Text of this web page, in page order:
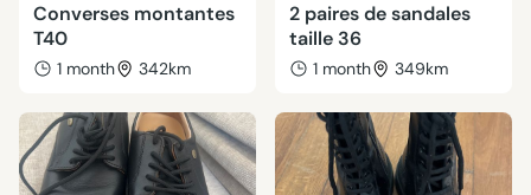
Converses montantes
T40
1 month 342km
2 paires de sandales
taille 36
1 month 349km